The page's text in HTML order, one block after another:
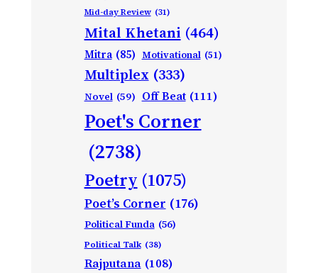
Mid-day Review (31)
Mital Khetani (464)
Mitra (85) Motivational (51)
Multiplex (333)
Novel (59) Off Beat (111)
Poet's Corner
(2738)
Poetry (1075)
Poet’s Corner (176)
Political Funda (56)
Political Talk (38)
Rajputana (108)